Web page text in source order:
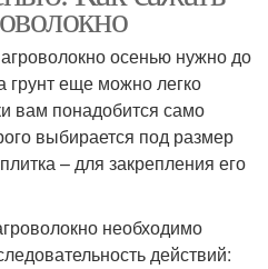
осенью нужно до
грунт еще можно легко
вам понадобится само
выбирается под размер
– для закрепления его
необходимо
действий: